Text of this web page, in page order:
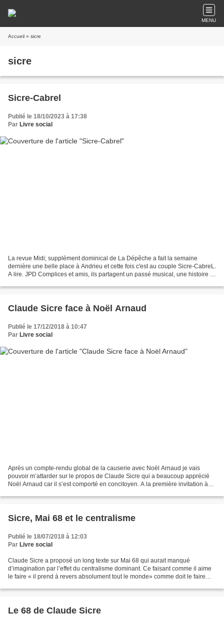
MENU
Accueil » sicre
sicre
Sicre-Cabrel
Publié le 18/10/2023 à 17:38
Par Livre social
La revue Midi; supplément dominical de La Dépêche a fait la semaine
dernière une belle place à Andrieu et cette fois c'est au couple Sicre-CabreL.
A lire. JPD Complices et amis, ils partagent un passé musical, une histoire et
Claude Sicre face à Noël Arnaud
Publié le 17/12/2018 à 10:47
Par Livre social
Après un compte-rendu global de la causerie avec Noël Arnaud je vais
pouvoir m’attarder sur le propos de Claude Sicre qui a beaucoup apprécié
Noël Arnaud car il s’est comporté en concitoyen. A la première invitation à
Sicre, Mai 68 et le centralisme
Publié le 18/07/2018 à 12:03
Par Livre social
Claude Sicre a proposé un long texte sur Mai 68 qui aurait manqué
d’imagination par l’effet du centralisme dominant. Ce faisant comme il aime
le faire « il prend à revers absolument tout le monde» comme doit le faire
Le 68 de Claude Sicre